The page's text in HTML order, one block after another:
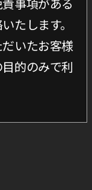
たします。
いたお客様
的のみで利